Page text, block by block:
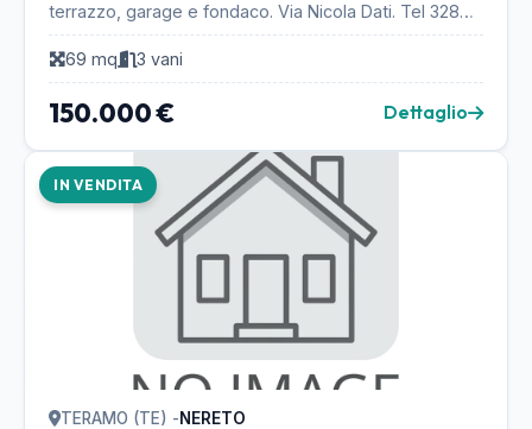
terrazzo, garage e fondaco. Via Nicola Dati. Tel 328
5396249 ...
69 mq
3 vani
150.000 € Dettaglio
IN VENDITA
TERAMO (TE) -NERETO